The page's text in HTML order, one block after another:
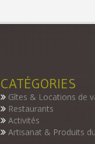
CATÉGORIES
Gîtes & Locations de
Restaurants
Activités
Artisanat & Produits